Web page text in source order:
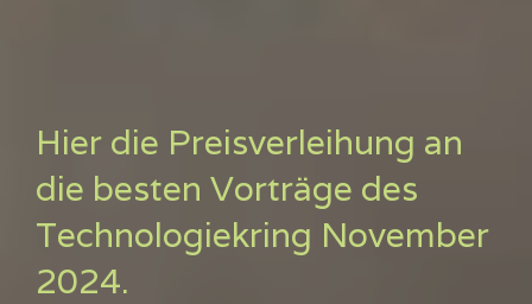
Hier die Preisverleihung an
die besten Vorträge des
Technologiekring November
2024.